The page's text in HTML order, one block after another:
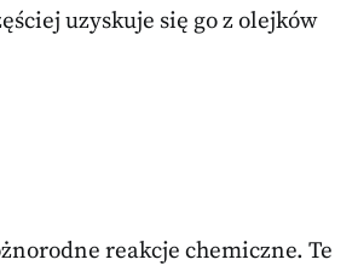
uzyskuje się go z olejków
reakcje chemiczne. Te